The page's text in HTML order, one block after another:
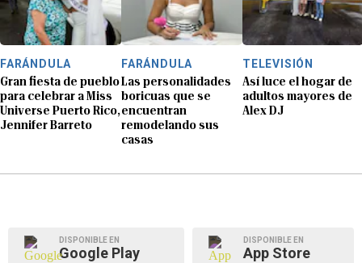
FARÁNDULA
Gran fiesta de pueblo
para celebrar a Miss
Universe Puerto Rico,
Jennifer Barreto
FARÁNDULA
Las personalidades
boricuas que se
encuentran
remodelando sus
casas
TELEVISIÓN
Así luce el hogar de
adultos mayores de
Alex DJ
DISPONIBLE EN
Google Play
DISPONIBLE EN
App Store